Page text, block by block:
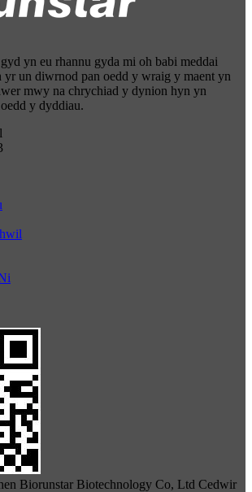
yn eu rhannu gyda mi oh babi meddai
yr un diwrnod pan oedd y wraig y maent yn
mwy na chrychiad y dynion hyn yn
y dyddiau.
Biorunstar Biotechnology Co, Ltd Cedwir